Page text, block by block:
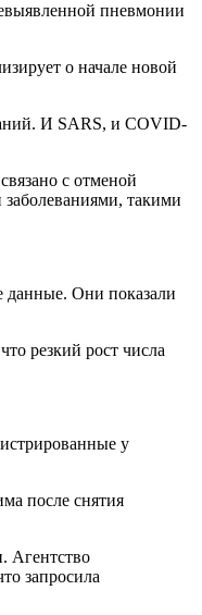
пневмонии
о начале новой
И SARS, и COVID-
с отменой
такими
данные. Они показали
резкий рост числа
у
после снятия
Агентство
запросила